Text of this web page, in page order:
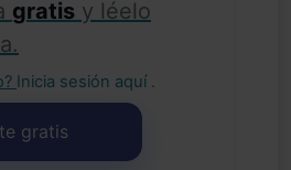
gratis y léelo
Inicia sesión aquí .
gratis